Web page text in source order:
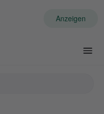
Anzeigen